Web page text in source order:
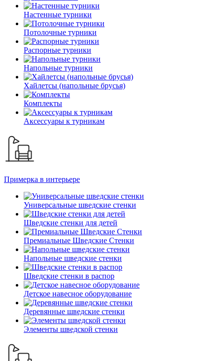
Настенные турники
Потолочные турники
Распорные турники
Напольные турники
Хайлетсы (напольные брусья)
Комплекты
Аксессуары к турникам
Примерка в интерьере
Универсальные шведские стенки
Шведские стенки для детей
Премиальные Шведские Стенки
Напольные шведские стенки
Шведские стенки в распор
Детское навесное оборудование
Деревянные шведские стенки
Элементы шведской стенки